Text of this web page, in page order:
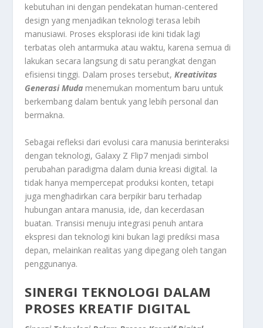
kebutuhan ini dengan pendekatan human-centered
design yang menjadikan teknologi terasa lebih
manusiawi. Proses eksplorasi ide kini tidak lagi
terbatas oleh antarmuka atau waktu, karena semua di
lakukan secara langsung di satu perangkat dengan
efisiensi tinggi. Dalam proses tersebut,Kreativitas
Generasi Muda menemukan momentum baru untuk
berkembang dalam bentuk yang lebih personal dan
bermakna.
Sebagai refleksi dari evolusi cara manusia berinteraksi
dengan teknologi, Galaxy Z Flip7 menjadi simbol
perubahan paradigma dalam dunia kreasi digital. Ia
tidak hanya mempercepat produksi konten, tetapi
juga menghadirkan cara berpikir baru terhadap
hubungan antara manusia, ide, dan kecerdasan
buatan. Transisi menuju integrasi penuh antara
ekspresi dan teknologi kini bukan lagi prediksi masa
depan, melainkan realitas yang dipegang oleh tangan
penggunanya.
SINERGI TEKNOLOGI DALAM
PROSES KREATIF DIGITAL